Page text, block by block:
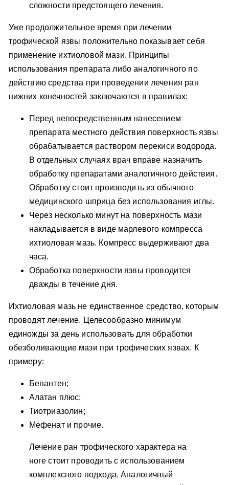
сложности предстоящего лечения.
Уже продолжительное время при лечении
трофической язвы положительно показывает себя
применение ихтиоловой мази. Принципы
использования препарата либо аналогичного по
действию средства при проведении лечения ран
нижних конечностей заключаются в правилах:
Перед непосредственным нанесением
препарата местного действия поверхность язвы
обрабатывается раствором перекиси водорода.
В отдельных случаях врач вправе назначить
обработку препаратами аналогичного действия.
Обработку стоит производить из обычного
медицинского шприца без использования иглы.
Через несколько минут на поверхность мази
накладывается в виде марлевого компресса
ихтиоловая мазь. Компресс выдерживают два
часа.
Обработка поверхности язвы проводится
дважды в течение дня.
Ихтиоловая мазь не единственное средство, которым
проводят лечение. Целесообразно минимум
единожды за день использовать для обработки
обезболивающие мази при трофических язвах. К
примеру:
Бепантен;
Алатан плюс;
Тиотриазолин;
Мефенат и прочие.
Лечение ран трофического характера на
ноге стоит проводить с использованием
комплексного подхода. Аналогичный